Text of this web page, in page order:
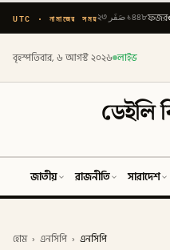
UTC · নামাজের সময় ২৩ صَفَر ১৪৪৮ফজর
বৃহস্পতিবার, ৬ আগস্ট ২০২৬ লাইভ
ডেইলি
জাতীয় রাজনীতি সারাদেশ
হোম › এনসিপি › এনসিপি